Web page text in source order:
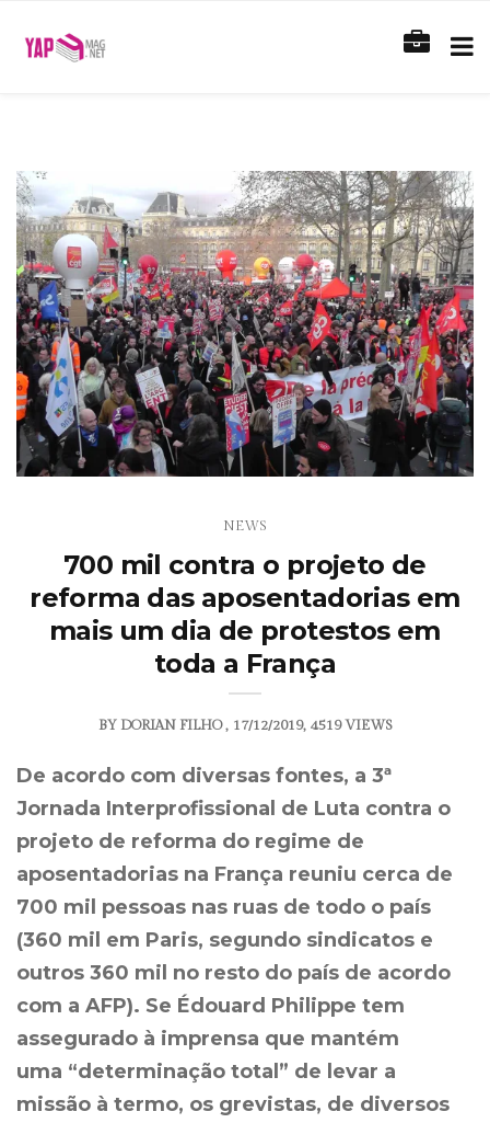
NEWS
700 mil contra o projeto de
reforma das aposentadorias em
mais um dia de protestos em
toda a França
BY DORIAN FILHO 17/12/2019 4519 VIEWS
De acordo com diversas fontes, a 3ª
Jornada Interprofissional de Luta contra o
projeto de reforma do regime de
aposentadorias na França reuniu cerca de
700 mil pessoas nas ruas de todo o país
(360 mil em Paris, segundo sindicatos e
outros 360 mil no resto do país de acordo
com a AFP). Se Édouard Philippe tem
assegurado à imprensa que mantém
uma “determinação total” de levar a
missão à termo, os grevistas, de diversos